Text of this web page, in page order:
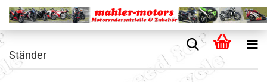
Ständer